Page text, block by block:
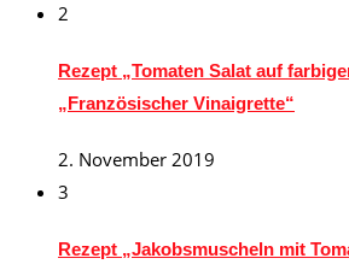
2
Rezept „Tomaten Salat auf
„Französischer Vinaigrette“
2. November 2019
3
Rezept „Jakobsmuscheln mit